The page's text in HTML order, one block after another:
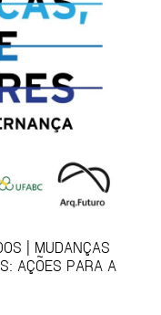
| MUDANÇAS
AÇÕES PARA A